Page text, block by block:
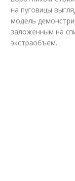
на пуговицы
модель
заложенным на
экстраобъем.